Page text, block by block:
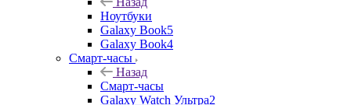
Ноутбуки
Galaxy Book5
Galaxy Book4
Смарт-часы
Назад
Смарт-часы
Galaxy Watch Ультра2